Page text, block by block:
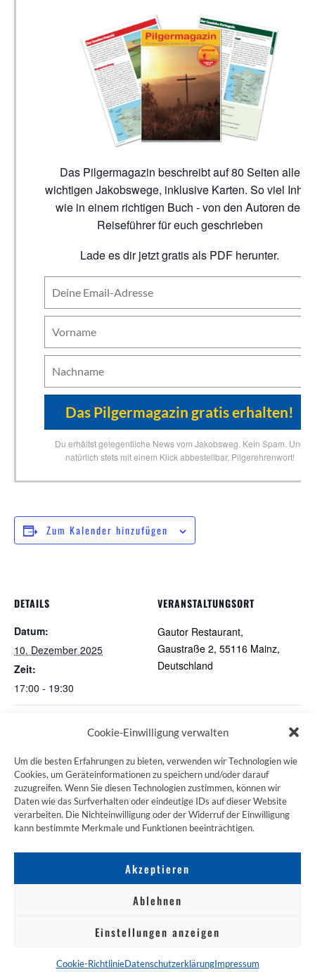
Cookie-Einwilligung verwalten
Um die besten Erfahrungen zu bieten, verwenden wir Technologien wie
Cookies, um Geräteinformationen zu speichern und/oder darauf
zuzugreifen. Wenn Sie diesen Technologien zustimmen, können wir
Daten wie das Surfverhalten oder eindeutige IDs auf dieser Website
verarbeiten. Die Nichteinwilligung oder der Widerruf der Einwilligung
kann bestimmte Merkmale und Funktionen beeinträchtigen.
Akzeptieren
Ablehnen
Einstellungen anzeigen
Cookie-RichtlinieDatenschutzerklärungImpressum
Das Pilgermagazin beschreibt auf 80 Seiten alle
wichtigen Jakobswege, inklusive Karten. So viel Inhalt
wie in einem richtigen Buch - von den Autoren der
Reiseführer für euch geschrieben
Lade es dir jetzt gratis als PDF herunter.
Du erhältst gelegentliche News vom Jakobsweg. Kein Spam. Und
natürlich stets mit einem Klick abbestellbar. Pilgerehrenwort!
Zum Kalender hinzufügen
DETAILS
Datum:
10. Dezember 2025
Zeit:
17:00 - 19:30
VERANSTALTUNGSORT
Gautor Restaurant,
Gaustraße 2, 55116 Mainz,
Deutschland
(SAL) Saarland Stammtisch Schweigend um die Alster
ZUM JAKOBSWEG SHOP